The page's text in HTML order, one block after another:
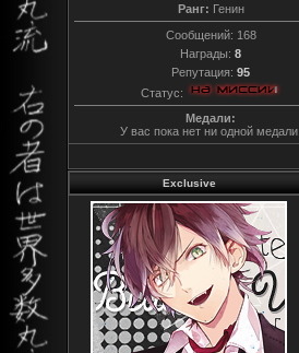
Ранг: Генин
Сообщений: 168
Награды: 8
Репутация: 95
Статус:
Медали:
У вас пока нет ни одной медали.
Exclusive